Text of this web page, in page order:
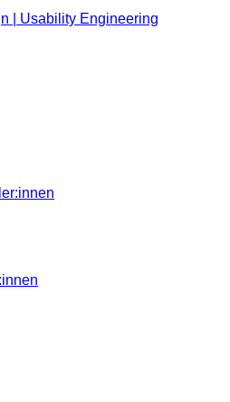
| Usability Engineering